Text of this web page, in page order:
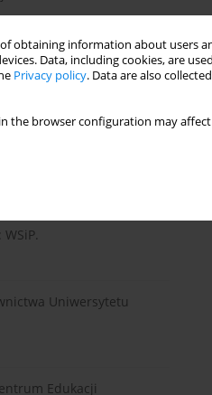
obtaining information about users
Data, including cookies, are
Privacy policy. Data are also
the browser configuration may
in a Military
czytania
Uniwersytetu
Edukacji